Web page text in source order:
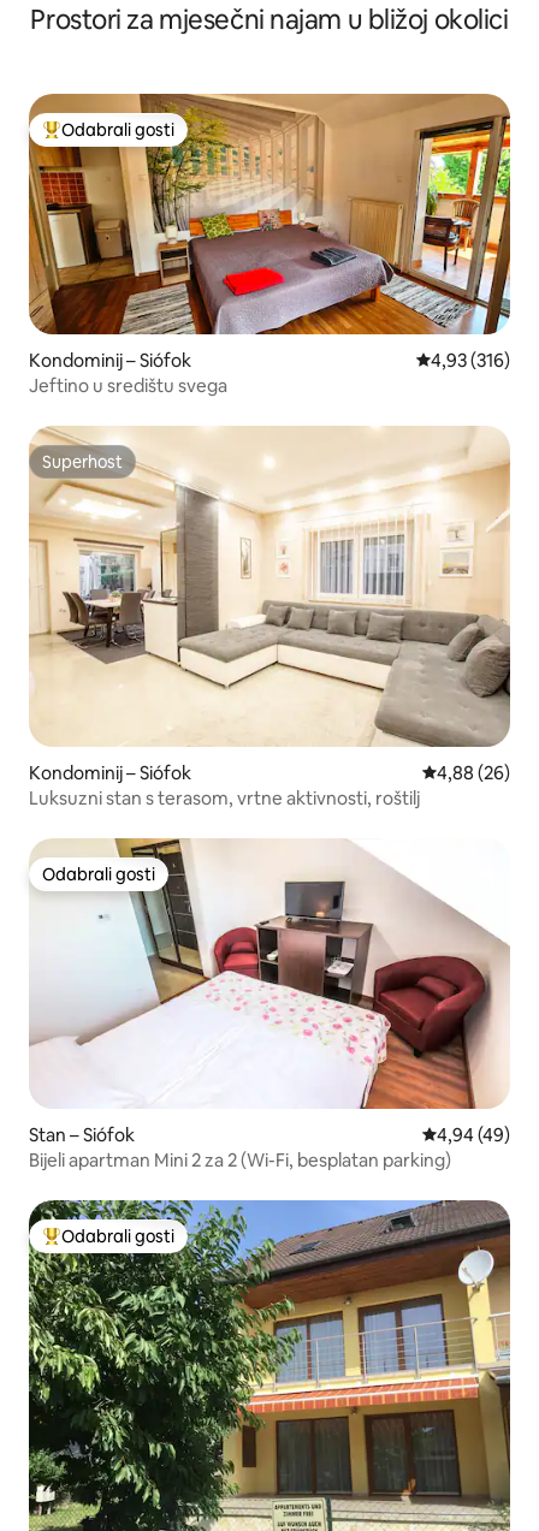
Prostori za mjesečni najam u bližoj okolici
Među najviše rangiranima s oznakom „Odabrali gosti”
Odabrali gosti
Kondominij – Siófok Prosječna
4,93 (316)
Jeftino u središtu svega
Superhost
Superhost
Kondominij – Siófok Prosječna
4,88 (26)
Luksuzni stan s terasom, vrtne aktivnosti, roštilj
Odabrali gosti
Odabrali gosti
Stan – Siófok Prosječna
4,94 (49)
Bijeli apartman Mini 2 za 2 (Wi-Fi, besplatan parking)
Među najviše rangiranima s oznakom „Odabrali gosti”
Odabrali gosti